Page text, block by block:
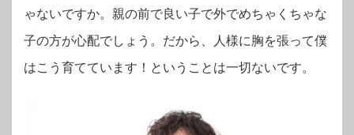
ゃないですか。親の前で良い子で外でめちゃくちゃな
子の方が心配でしょう。だから、人様に胸を張って僕
はこう育てています！ということは一切ないです。